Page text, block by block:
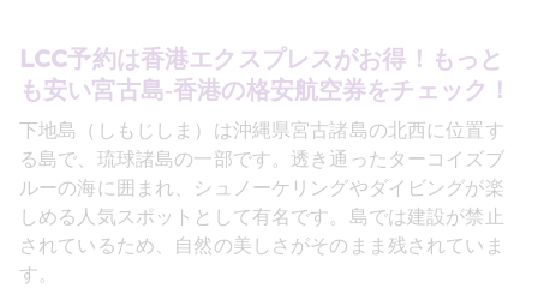
LCC予約は香港エクスプレスがお得！もっと
も安い宮古島‐香港の格安航空券をチェック！
下地島（しもじしま）は沖縄県宮古諸島の北西に位置す
る島で、琉球諸島の一部です。透き通ったターコイズブ
ルーの海に囲まれ、シュノーケリングやダイビングが楽
しめる人気スポットとして有名です。島では建設が禁止
されているため、自然の美しさがそのまま残されていま
す。